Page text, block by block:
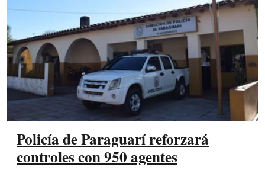
Policía de Paraguarí reforzará
controles con 950 agentes